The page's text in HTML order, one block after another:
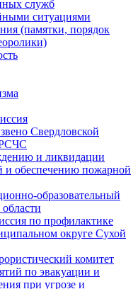
служб
ситуациями
(памятки, порядок
Свердловской
РСЧС
и ликвидации
и обеспечению пожарной
образовательный
по профилактике
округе Сухой
комитет
по эвакуации и
при угрозе и